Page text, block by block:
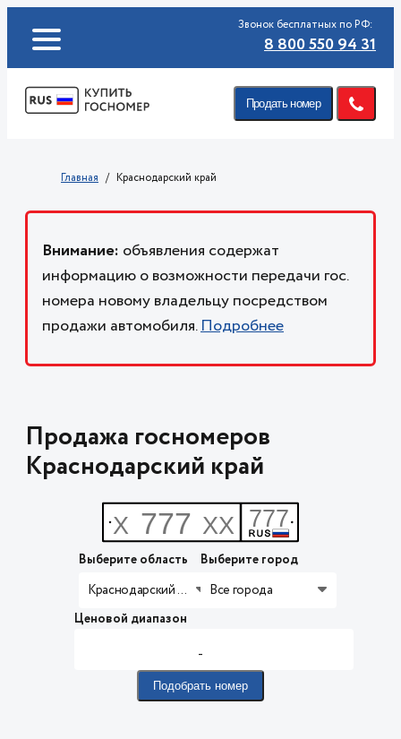
Звонок бесплатных по РФ:
8 800 550 94 31
Продать номер
Главная Краснодарский край
Внимание: объявления содержат
информацию о возможности передачи гос.
номера новому владельцу посредством
продажи автомобиля.Подробнее
Продажа госномеров
Краснодарский край
Выберите область
Краснодарский край
Выберите город
Все города
Ценовой диапазон
-
Подобрать номер